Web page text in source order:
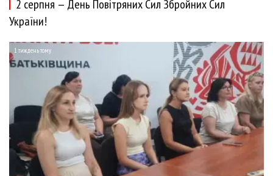
2 серпня — День Повітряних Сил Збройних Сил
України!
1 тиждень тому